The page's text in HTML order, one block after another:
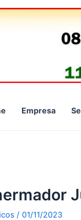
Empresa
/ 01/11/2023